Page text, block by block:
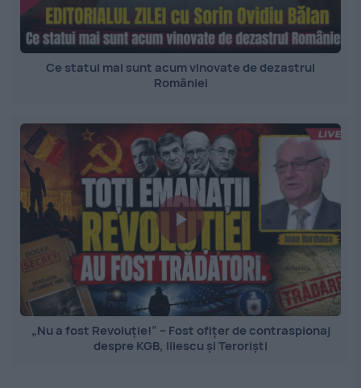
Ce statui mai sunt acum vinovate de dezastrul
României
„Nu a fost Revoluție!” – Fost ofițer de contraspionaj
despre KGB, Iliescu și Teroriști